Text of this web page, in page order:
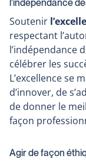
l’indépendance
Soutenir
respectant
l’indépendance
célébrer les
L’excellence se
d’innover, de
de donner le
façon
Agir de façon